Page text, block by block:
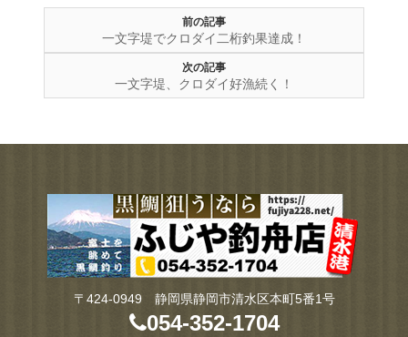
前の記事
一文字堤でクロダイ二桁釣果達成！
次の記事
一文字堤、クロダイ好漁続く！
〒424-0949 静岡県静岡市清水区本町5番1号
054-352-1704